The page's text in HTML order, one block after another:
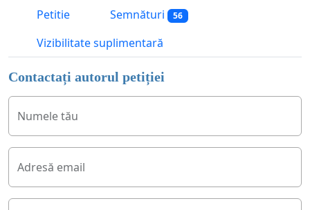
Petitie Semnături 56
Vizibilitate suplimentară
Contactați autorul petiției
Numele tău
Adresă email